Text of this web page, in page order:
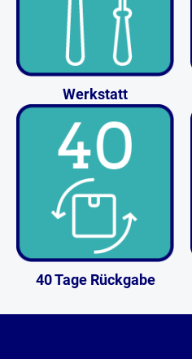
Werkstatt
40 Tage Rückgabe